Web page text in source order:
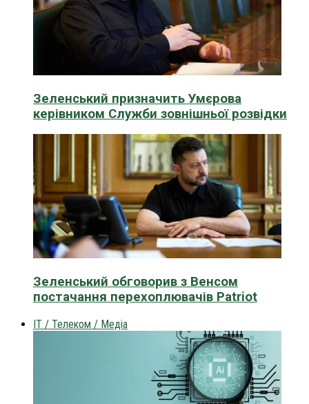
Зеленський призначить Умєрова
керівником Служби зовнішньої розвідки
Зеленський обговорив з Венсом
постачання перехоплювачів Patriot
IT / Телеком / Медіа